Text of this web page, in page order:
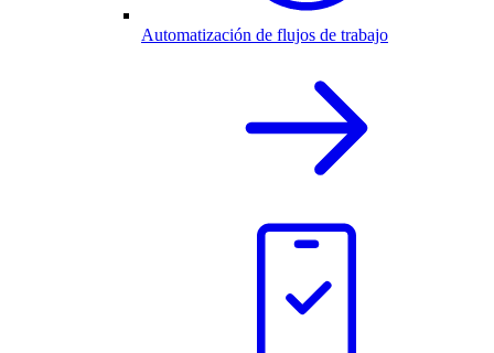
Automatización de flujos de trabajo